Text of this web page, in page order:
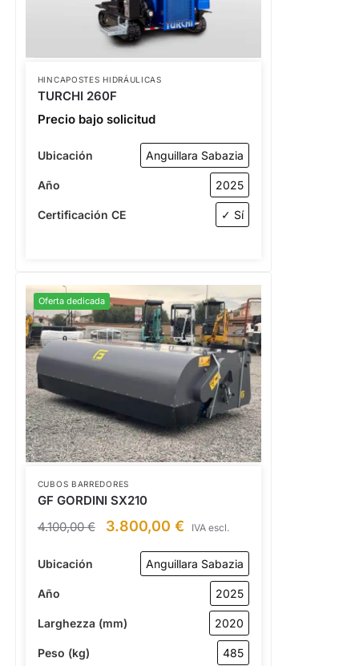
HINCAPOSTES HIDRÁULICAS
TURCHI 260F
Precio bajo solicitud
Ubicación Anguillara Sabazia
Año 2025
Certificación CE ✓ Sí
Oferta dedicada
CUBOS BARREDORES
GF GORDINI SX210
4.100,00€ 3.800,00 € IVA escl.
Ubicación Anguillara Sabazia
Año 2025
Larghezza (mm) 2020
Peso (kg) 485